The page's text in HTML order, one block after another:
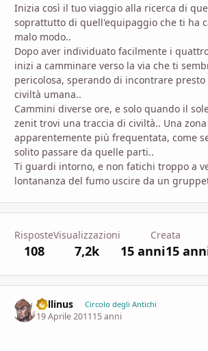
Inizia così il tuo viaggio alla ricerca di
soprattutto di quell'equipaggio che ti ha
malo modo..
Dopo aver individuato facilmente i
inizi a camminare verso la via che ti
pericolosa, sperando di incontrare
civiltà umana..
Cammini diverse ore, e solo quando il
zenit trovi una traccia di civiltà.. Una
apparentemente più frequentata, come
solito passare da quelle parti..
Ti guardi intorno, e non fatichi troppo a
lontananza del fumo uscire da un
Risposte
108
Visualizzazioni
7,2k
Creata
15 anni15
Lollinus Circolo degli Antichi
19 Aprile 201115 anni